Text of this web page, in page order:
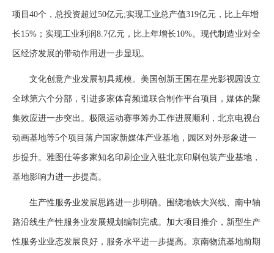
项目40个，总投资超过50亿元;实现工业总产值319亿元，比上年增
长15%；实现工业利润8.7亿元，比上年增长10%。现代制造业对全
区经济发展的带动作用进一步显现。
文化创意产业发展初具规模。美国创新王国在星光影视园设立
全球第六个分部，引进多家体育频道联合制作平台项目，媒体的聚
集效应进一步突出。极限运动赛事筹办工作进展顺利，北京电视台
动画基地等5个项目落户国家新媒体产业基地，园区对外形象进一
步提升。雅图仕等多家知名印刷企业入驻北京印刷包装产业基地，
基地影响力进一步提高。
生产性服务业发展思路进一步明确。围绕地铁大兴线、南中轴
路沿线生产性服务业发展规划编制完成。加大项目推介，新型生产
性服务业业态发展良好，服务水平进一步提高。京南物流基地前期